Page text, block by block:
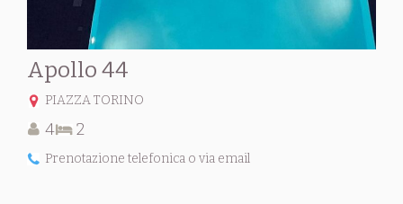
Apollo 44
PIAZZA TORINO
4 2
Prenotazione telefonica o via email